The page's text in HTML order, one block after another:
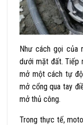
Như cách gọi của
dưới mặt đất. Tiếp
mở một cách tự
mở cổng qua tay
mở thủ công.
Trong thực tế,